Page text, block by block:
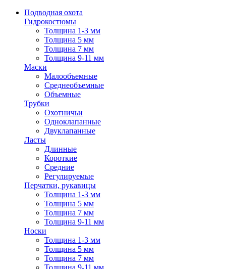
Подводная охота
Гидрокостюмы
Толщина 1-3 мм
Толщина 5 мм
Толщина 7 мм
Толщина 9-11 мм
Маски
Малообъемные
Среднеобъемные
Объемные
Трубки
Охотничьи
Одноклапанные
Двуклапанные
Ласты
Длинные
Короткие
Средние
Регулируемые
Перчатки, рукавицы
Толщина 1-3 мм
Толщина 5 мм
Толщина 7 мм
Толщина 9-11 мм
Носки
Толщина 1-3 мм
Толщина 5 мм
Толщина 7 мм
Толщина 9-11 мм